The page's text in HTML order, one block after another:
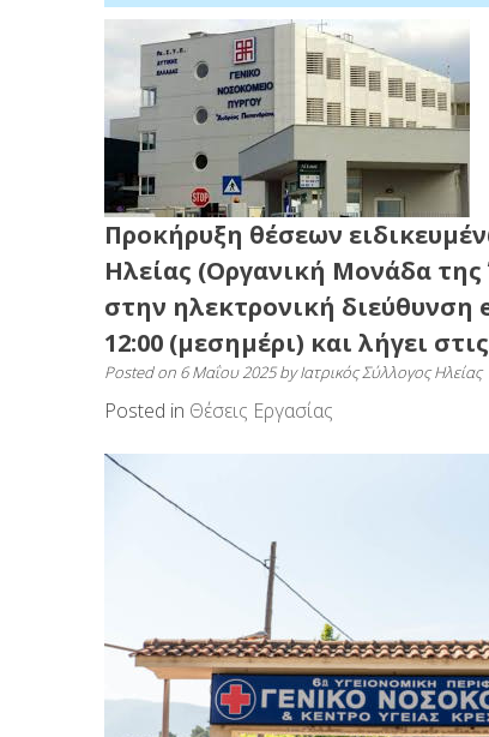
Προκήρυξη θέσεων
Ηλείας (Οργανική Μονάδα
στην ηλεκτρονική διεύθυνση
12:00 (μεσημέρι) και λήγει
Posted on 6 Μαΐου 2025byΙατρικός Σύλλογος Ηλείας
Posted in Θέσεις Εργασίας